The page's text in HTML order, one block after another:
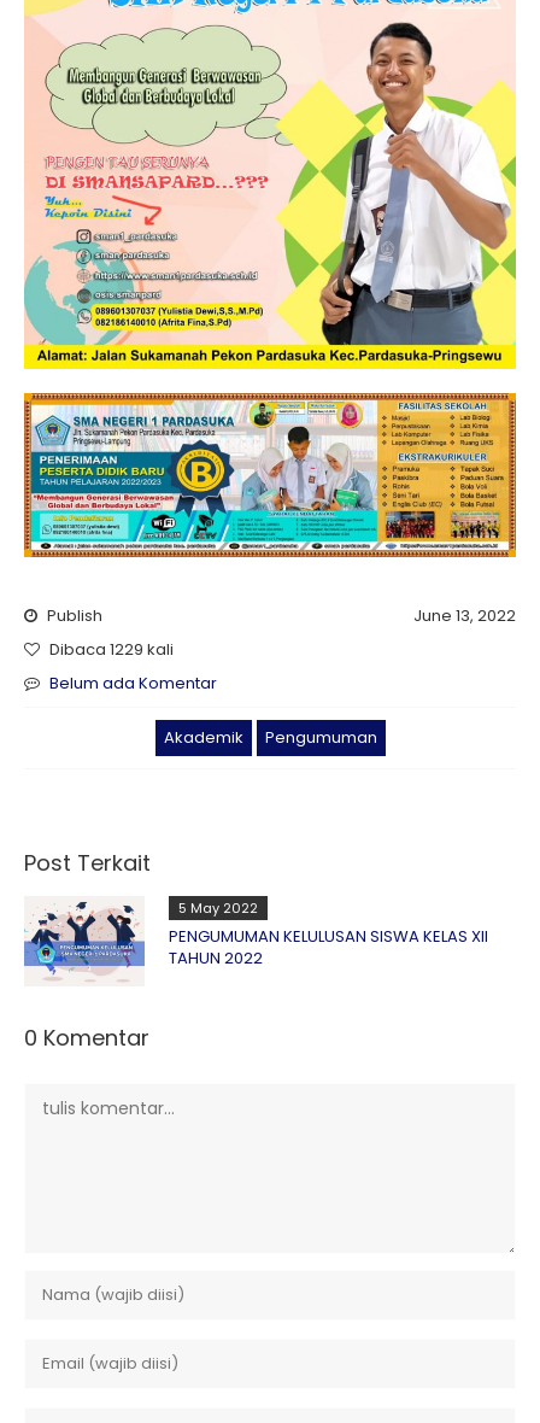
Publish
June 13, 2022
Dibaca 1229 kali
Belum ada Komentar
Akademik Pengumuman
Post Terkait
5 May 2022
PENGUMUMAN KELULUSAN SISWA KELAS XII
TAHUN 2022
0 Komentar